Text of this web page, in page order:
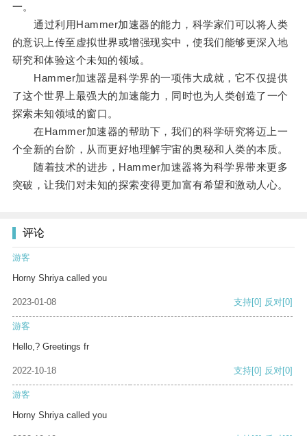
一。
通过利用Hammer加速器的能力，科学家们可以将人类
的意识上传至虚拟世界或增强现实中，使我们能够更深入地
研究和体验这个未知的领域。
Hammer加速器是科学界的一项伟大成就，它不仅提供
了这个世界上最强大的加速能力，同时也为人类创造了一个
探索未知领域的窗口。
在Hammer加速器的帮助下，我们的科学研究将迈上一
个全新的台阶，从而更好地理解宇宙的奥秘和人类的本质。
随着技术的进步，Hammer加速器将为科学界带来更多
突破，让我们对未知的探索变得更加富有希望和激动人心。
评论
游客
Horny Shriya called you
2023-01-08 支持[0] 反对[0]
游客
Hello,? Greetings fr
2022-10-18 支持[0] 反对[0]
游客
Horny Shriya called you